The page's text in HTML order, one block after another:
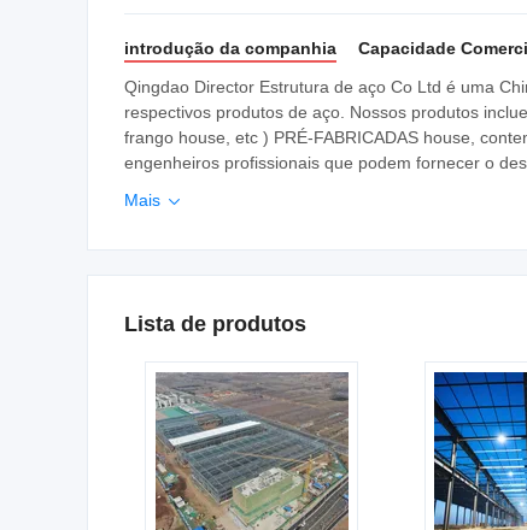
introdução da companhia Capacidade
Qingdao Director Estrutura de aço Co Ltd é uma
respectivos produtos de aço. Nossos produtos
frango house, etc ) PRÉ-FABRICADAS house,
engenheiros profissionais que podem fornecer o
Mais 
Lista de produtos